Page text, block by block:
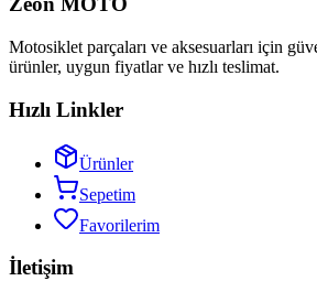
Motosiklet parçaları ve aksesuarları için
ürünler, uygun fiyatlar ve hızlı teslimat.
Hızlı Linkler
Ürünler
Sepetim
Favorilerim
İletişim